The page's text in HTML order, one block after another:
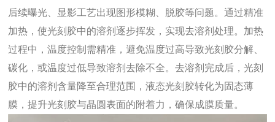
后续曝光、显影工艺出现图形模糊、脱胶等问题。通过精准
加热，使光刻胶中的溶剂逐步挥发，实现去溶剂处理。加热
过程中，温度控制需精准，避免温度过高导致光刻胶分解、
碳化，或温度过低导致溶剂去除不全。去溶剂完成后，光刻
胶中的溶剂含量降至合理范围，液态光刻胶转化为固态薄
膜，提升光刻胶与晶圆表面的附着力，确保成膜质量。